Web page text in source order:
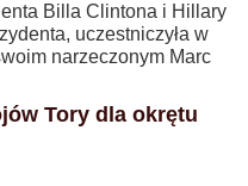
Billa Clintona i Hillary
uczestniczyła w
narzeczonym Marc
Tory dla okrętu